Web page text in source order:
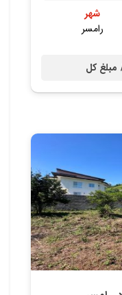
شهر
رامسر
مبلغ کل